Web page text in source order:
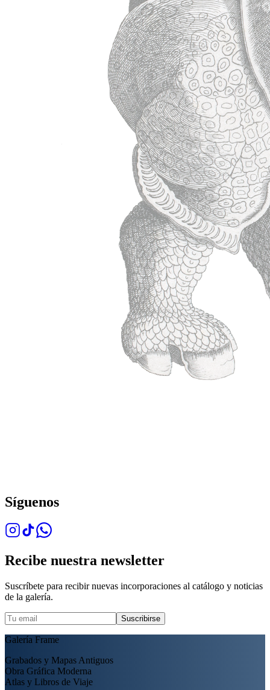
Síguenos
Recibe nuestra newsletter
Suscríbete para recibir nuevas incorporaciones al catálogo y noticias
de la galería.
Suscribirse
Galería Frame
Grabados y Mapas Antiguos
Obra Gráfica Moderna
Atlas y Libros de Viaje